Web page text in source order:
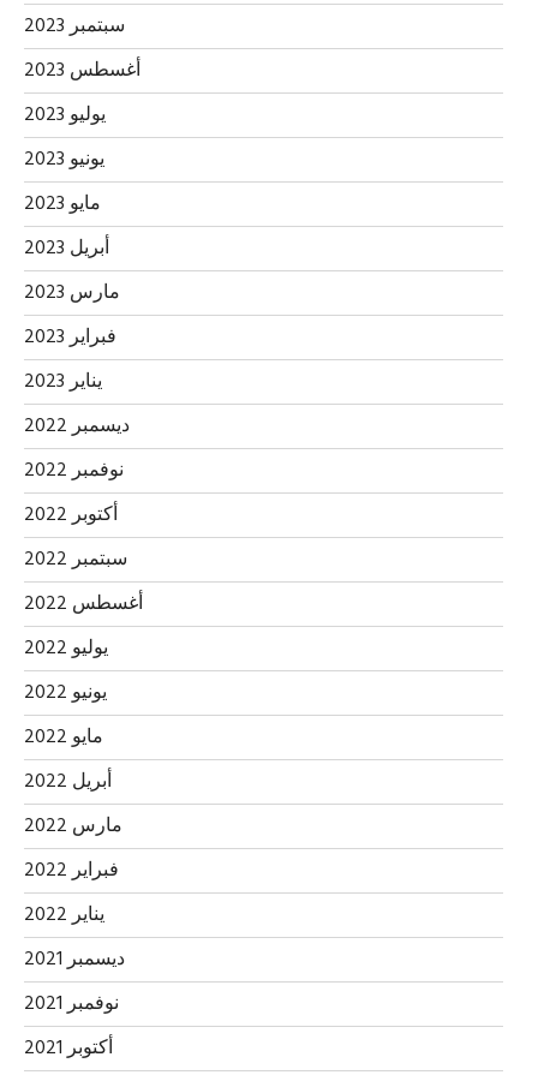
سبتمبر 2023
أغسطس 2023
يوليو 2023
يونيو 2023
مايو 2023
أبريل 2023
مارس 2023
فبراير 2023
يناير 2023
ديسمبر 2022
نوفمبر 2022
أكتوبر 2022
سبتمبر 2022
أغسطس 2022
يوليو 2022
يونيو 2022
مايو 2022
أبريل 2022
مارس 2022
فبراير 2022
يناير 2022
ديسمبر 2021
نوفمبر 2021
أكتوبر 2021